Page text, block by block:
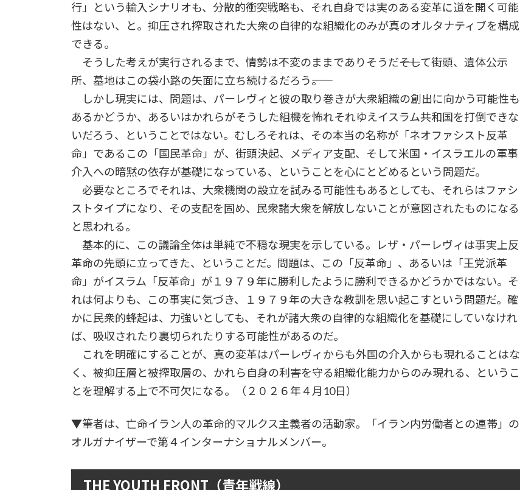
行」という輸入シナリオも、分散的衝突戦略も、それ自身では実のある変革に道を開く可能
性はない、と。抑圧され搾取された大衆の自律的な組織化のみが真のオルタナティブを構成
できる。
そうした考えが実行されるまで、情勢は不変のままでありそうだ――そして街頭、遺体公示
所、墓地はこの袋小路の矢面に立ち続けるだろう――。
しかし現実には、問題は、パーレヴィと彼の取り巻きが大衆組織の創出に向かう可能性も
あるかどうか、あるいはかれらがそうした組機を怖れそれゆえイスラム共和国を打倒できな
いだろう、ということではない。むしろそれは、その本当の名称が「ネオファシスト反革
命」であるこの「国民革命」が、街頭決起、メディア支配、そして米国・イスラエルの軍事
介入への暗黙の依存が基礎になっている、ということを心にとどめるという問題だ。
必要なところでそれは、大衆機関の設立を試みる可能性もあるとしても、それらはファシ
ストタイプになり、その支配を固め、民衆諸大衆を解放しないことが意図されたものになる
と思われる。
基本的に、この議論全体は単純で不穏な現実を示している。レザ・パーレヴィは事実上反
革命の先頭に立ってきた、ということだ。問題は、この「反革命」、あるいは「王党派革
命」がイスラム「反革命」が１９７９年に勝利したように勝利できるかどうかではない。そ
れは何よりも、この事実に気づき、１９７９年の大きな教訓を思い起こすという問題だ。確
かに民衆的蜂起は、力強いとしても、それが諸大衆の自律的な組織化を基礎にしていなけれ
ば、吸収されたり裏切られたりする可能性があるのだ。
これを明確にすることが、真の変革はパーレヴィからも外国の介入からも現れることはな
く、被抑圧層と被搾取層の、かれら自身の利害を守る組織化能力からのみ現れる、というこ
とを理解する上で不可欠になる。（２０２６年４月10日）
▼筆者は、亡命イラン人の革命的マルクス主義者の活動家。「イラン内労働者との連帯」の
オルガナイザーで第４インターナショナルメンバー。
THE YOUTH FRONT（青年戦線）